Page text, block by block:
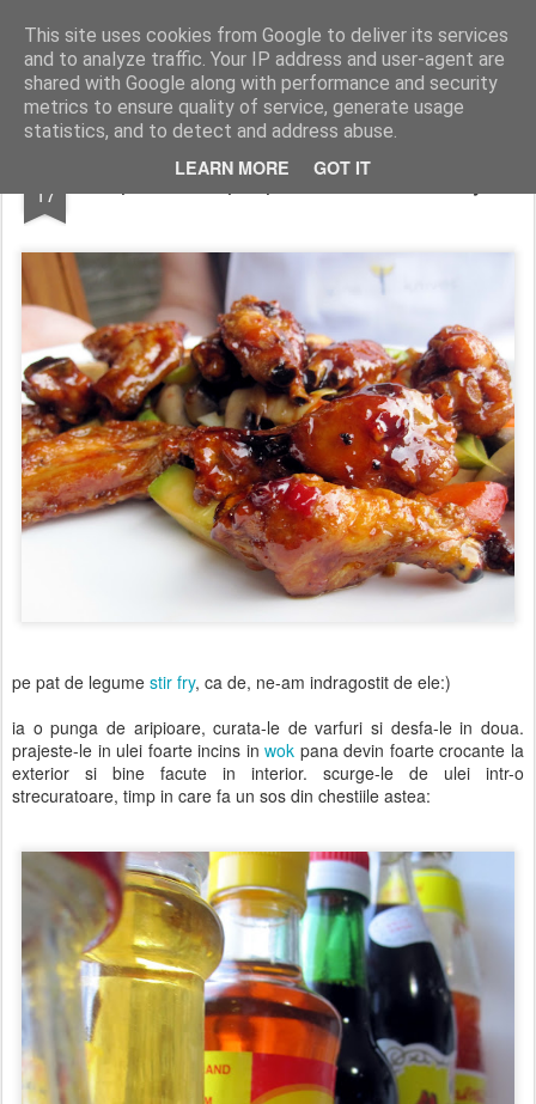
This site uses cookies from Google to deliver its services
and to analyze traffic. Your IP address and user-agent are
shared with Google along with performance and security
metrics to ensure quality of service, generate usage
statistics, and to detect and address abuse.
LEARN MORE GOT IT
wine and knives
17 aripioare de pui picante - chinese style
pe pat de legume stir fry, ca de, ne-am indragostit de ele:)
ia o punga de aripioare, curata-le de varfuri si desfa-le in doua.
prajeste-le in ulei foarte incins inwok pana devin foarte crocante la
exterior si bine facute in interior. scurge-le de ulei intr-o
strecuratoare, timp in care fa un sos din chestiile astea: